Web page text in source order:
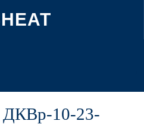
ДКВр-10-23-